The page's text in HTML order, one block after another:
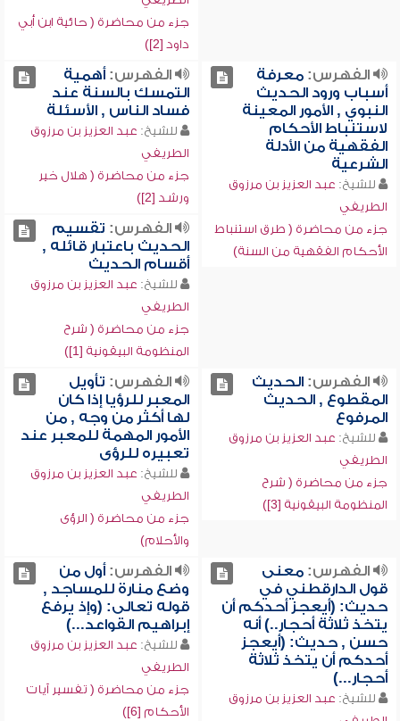
جزء من محاضرة ( حائية ابن أبي
داود [2])
الفهرس:معرفة
أسباب ورود الحديث
النبوي , الأمور المعينة
لاستنباط الأحكام
الفقهية من الأدلة
الشرعية
للشيخ: عبد العزيز بن مرزوق
الطريفي
جزء من محاضرة ( طرق استنباط
الأحكام الفقهية من السنة)
الفهرس:أهمية
التمسك بالسنة عند
فساد الناس , الأسئلة
للشيخ: عبد العزيز بن مرزوق
الطريفي
جزء من محاضرة ( هلال خير
ورشد [2])
الفهرس: تقسيم
الحديث باعتبار قائله ,
أقسام الحديث
للشيخ: عبد العزيز بن مرزوق
الطريفي
جزء من محاضرة ( شرح
المنظومة البيقونية [1])
الفهرس:الحديث
المقطوع , الحديث
المرفوع
للشيخ: عبد العزيز بن مرزوق
الطريفي
جزء من محاضرة ( شرح
المنظومة البيقونية [3])
الفهرس: تأويل
المعبر للرؤيا إذا كان
لها أكثر من وجه , من
الأمور المهمة للمعبر عند
تعبيره للرؤى
للشيخ: عبد العزيز بن مرزوق
الطريفي
جزء من محاضرة ( الرؤى
والأحلام)
الفهرس:معنى
قول الدارقطني في
حديث: (أيعجز أحدكم أن
يتخذ ثلاثة أحجار..) أنه
حسن , حديث: (أيعجز
أحدكم أن يتخذ ثلاثة
أحجار...)
للشيخ: عبد العزيز بن مرزوق
الفهرس:أول من
وضع منارة للمساجد ,
قوله تعالى: (وإذ يرفع
إبراهيم القواعد...)
للشيخ: عبد العزيز بن مرزوق
الطريفي
جزء من محاضرة ( تفسير آيات
الأحكام [6])